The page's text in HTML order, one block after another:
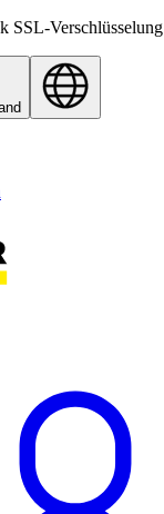
SSL-Verschlüsselung